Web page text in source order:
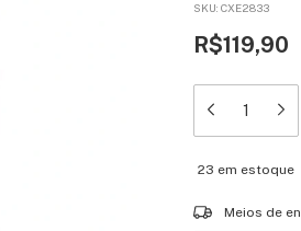
SKU: CXE2833
R$119,90
23 em estoque
Entregas para o
Meios de